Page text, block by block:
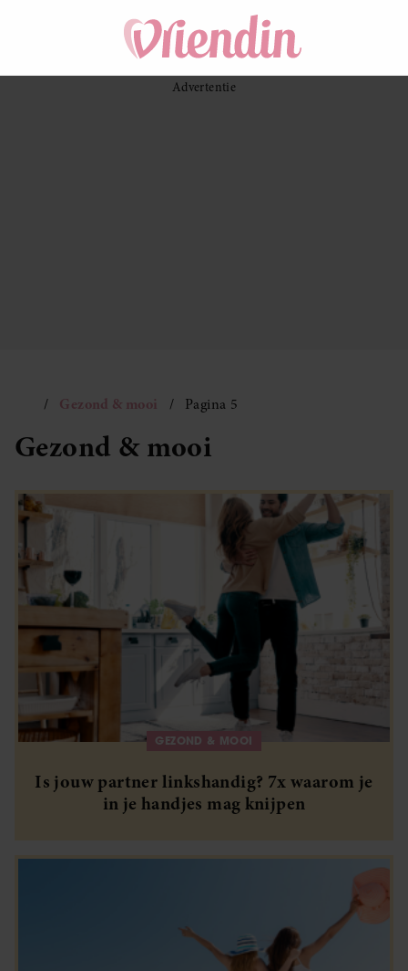
Gezond & mooi Pagina 5
Gezond & mooi
GEZOND & MOOI
Is jouw partner linkshandig? 7x waarom je
in je handjes mag knijpen